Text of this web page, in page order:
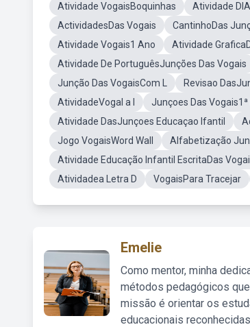
Atividade VogaisBoquinhas
Atividade
ActividadesDas Vogais
CantinhoDas
Atividade Vogais1 Ano
Atividade
Atividade De PortuguêsJunções Das Vogais
Junção Das VogaisCom L
Revisao
AtividadeVogal a I
Junçoes Das Vogais1ª
Atividade DasJunçoes Educaçao Ifantil
Jogo VogaisWord Wall
Alfabetização
Atividade Educação Infantil EscritaDas
Atividadea Letra D
VogaisPara Tracejar
Emelie
Como mentor, minha
métodos pedagógicos
missão é orientar os
educacionais